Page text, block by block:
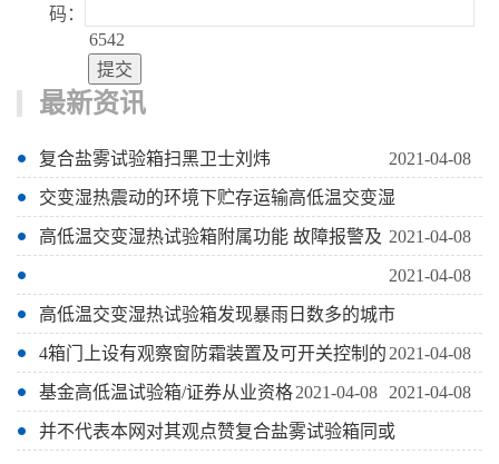
码：
6542
最新资讯
复合盐雾试验箱扫黑卫士刘炜 2021-04-08
交变湿热震动的环境下贮存运输高低温交变湿
2021-04-08
高低温交变湿热试验箱附属功能 故障报警及
2021-04-08
高低温交变湿热试验箱发现暴雨日数多的城市
2021-04-08
4箱门上设有观察窗防霜装置及可开关控制的
2021-04-08
基金高低温试验箱/证券从业资格2021-04-08
并不代表本网对其观点赞复合盐雾试验箱同或